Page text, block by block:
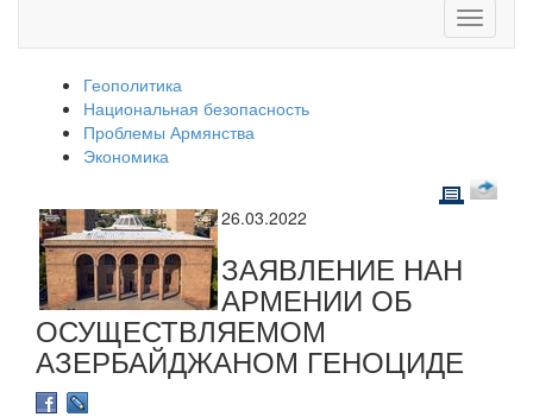
Геополитика
Национальная безопасность
Проблемы Армянства
Экономика
26.03.2022
ЗАЯВЛЕНИЕ НАН
АРМЕНИИ ОБ
ОСУЩЕСТВЛЯЕМОМ
АЗЕРБАЙДЖАНОМ ГЕНОЦИДЕ